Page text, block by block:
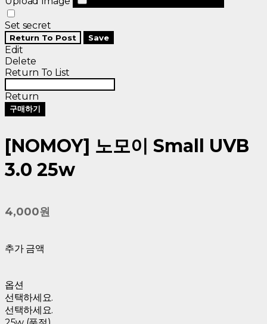
Set secret
Return To Post Save
Edit
Delete
Return To List
Return
구매하기
[NOMOY] 노모이 Small UVB
3.0 25w
4,000원
추가 금액
옵션
선택하세요.
선택하세요.